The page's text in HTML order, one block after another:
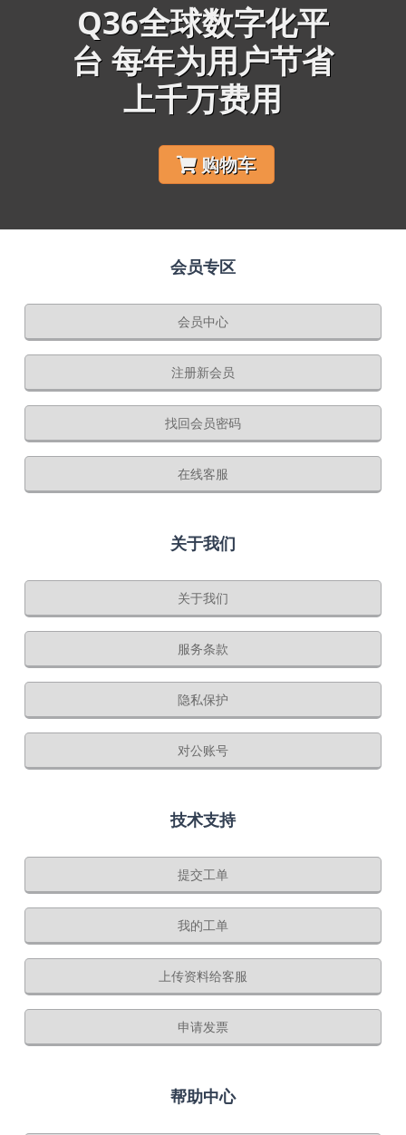
Q36全球数字化平
台 每年为用户节省
上千万费用
购物车
会员专区
会员中心
注册新会员
找回会员密码
在线客服
关于我们
关于我们
服务条款
隐私保护
对公账号
技术支持
提交工单
我的工单
上传资料给客服
申请发票
帮助中心